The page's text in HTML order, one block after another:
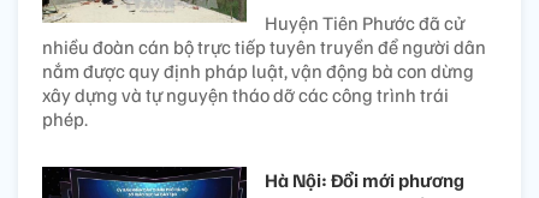
Huyện Tiên Phước đã cử
nhiều đoàn cán bộ trực tiếp tuyên truyền để người dân
nắm được quy định pháp luật, vận động bà con dừng
xây dựng và tự nguyện tháo dỡ các công trình trái
phép.
Hà Nội: Đổi mới phương